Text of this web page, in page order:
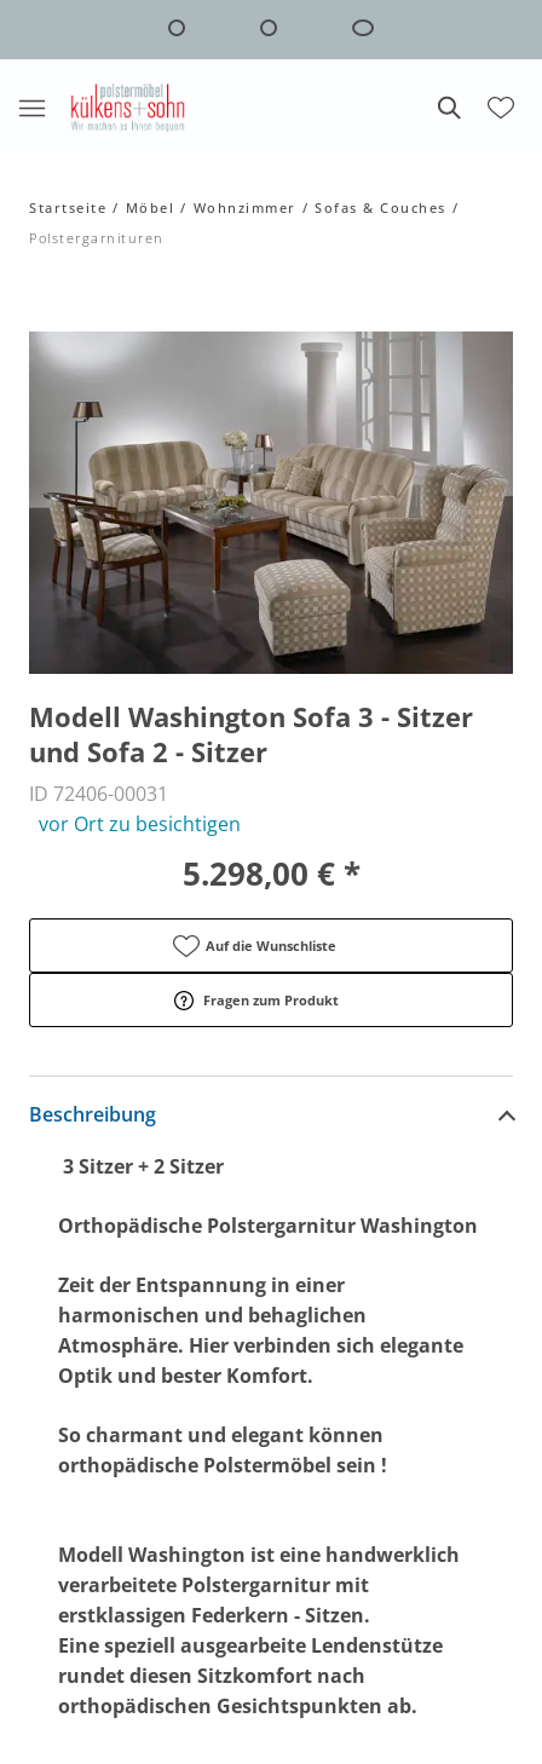
Startseite Möbel Wohnzimmer
Sofas & Couches
Polstergarnituren
Modell Washington Sofa 3 - Sitzer
und Sofa 2 - Sitzer
ID 72406-00031
vor Ort zu besichtigen
5.298,00 € *
Auf die Wunschliste
Fragen zum Produkt
Beschreibung
3 Sitzer + 2 Sitzer
Orthopädische Polstergarnitur Washington
Zeit der Entspannung in einer
harmonischen und behaglichen
Atmosphäre. Hier verbinden sich elegante
Optik und bester Komfort.
So charmant und elegant können
orthopädische Polstermöbel sein !
Modell Washington ist eine handwerklich
verarbeitete Polstergarnitur mit
erstklassigen Federkern - Sitzen.
Eine speziell ausgearbeite Lendenstütze
rundet diesen Sitzkomfort nach
orthopädischen Gesichtspunkten ab.